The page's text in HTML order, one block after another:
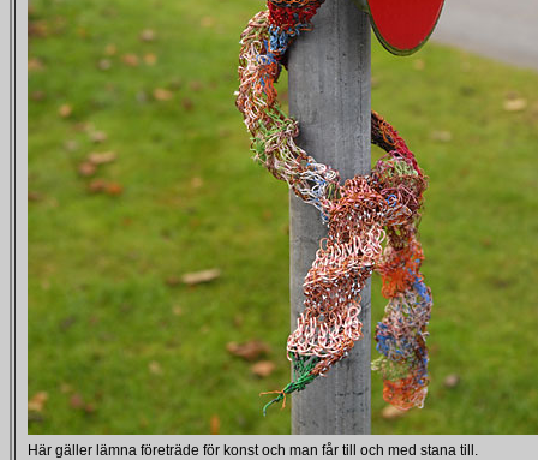
Här gäller lämna företräde för konst och man får till och med stana till.